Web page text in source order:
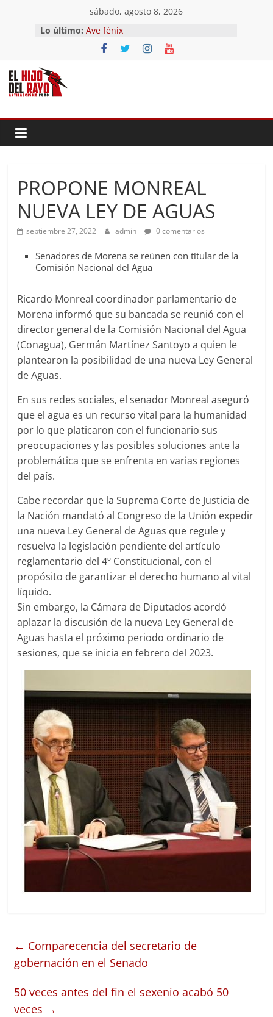
contenido
sábado, agosto 8, 2026
Lo último: Ave fénix
¿Dios no existe?
First Time
PROPONE MONREAL
NUEVA LEY DE AGUAS
septiembre 27, 2022 admin 0 comentarios
Senadores de Morena se reúnen con titular de la
Comisión Nacional del Agua
Ricardo Monreal coordinador parlamentario de
Morena informó que su bancada se reunió con el
director general de la Comisión Nacional del Agua
(Conagua), Germán Martínez Santoyo a quien le
plantearon la posibilidad de una nueva Ley General
de Aguas.
En sus redes sociales, el senador Monreal aseguró
que el agua es un recurso vital para la humanidad
por lo que platicaron con el funcionario sus
preocupaciones y las posibles soluciones ante la
problemática que se enfrenta en varias regiones
del país.
Cabe recordar que la Suprema Corte de Justicia de
la Nación mandató al Congreso de la Unión expedir
una nueva Ley General de Aguas que regule y
resuelva la legislación pendiente del artículo
reglamentario del 4º Constitucional, con el
propósito de garantizar el derecho humano al vital
líquido.
Sin embargo, la Cámara de Diputados acordó
aplazar la discusión de la nueva Ley General de
Aguas hasta el próximo periodo ordinario de
sesiones, que se inicia en febrero del 2023.
← Comparecencia del secretario de
gobernación en el Senado
50 veces antes del fin el sexenio acabó 50
veces →